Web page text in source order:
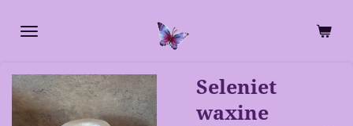
direct
de
hoofdinhoud
Seleniet
waxine